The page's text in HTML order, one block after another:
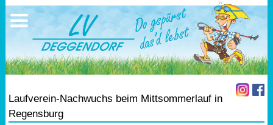
Laufverein-Nachwuchs beim Mittsommerlauf in
Regensburg
Sportangebote
Trainingszeiten
Laufen
Ausschreibungen
17.05.2026 Triathlon
Ergebnisse
Ergebnisse
Mitgliedschaft
Vereinskleidung